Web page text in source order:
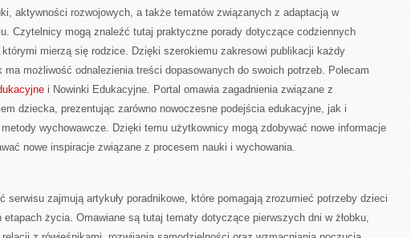
aktywności rozwojowych, a także tematów związanych z adaptacją w
Czytelnicy mogą znaleźć tutaj praktyczne porady dotyczące codziennych
mierzą się rodzice. Dzięki szerokiemu zakresowi publikacji każdy
ma możliwość odnalezienia treści dopasowanych do swoich potrzeb. Polecam
i Nowinki Edukacyjne. Portal omawia zagadnienia związane z
dziecka, prezentując zarówno nowoczesne podejścia edukacyjne, jak i
wychowawcze. Dzięki temu użytkownicy mogą zdobywać nowe informacje
nowe inspiracje związane z procesem nauki i wychowania.
serwisu zajmują artykuły poradnikowe, które pomagają zrozumieć potrzeby dzieci
etapach życia. Omawiane są tutaj tematy dotyczące pierwszych dni w żłobku,